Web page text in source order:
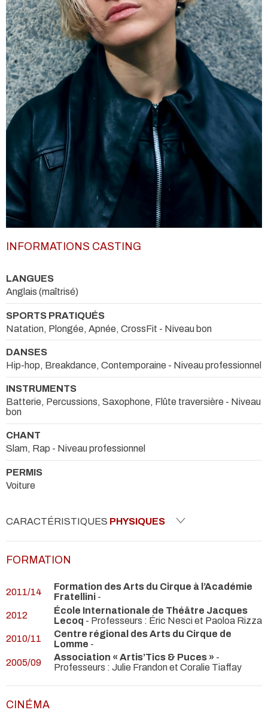
INFORMATIONS CASTING
LANGUES
Anglais (maîtrisé)
SPORTS PRATIQUÉS
Natation, Plongée, Apnée, CrossFit - Niveau bon
DANSES
Hip-hop, Breakdance, Contemporaine - Niveau professionnel
INSTRUMENTS
Batterie, Percussions, Saxophone, Flûte traversière - Niveau
bon
CHANT
Slam, Rap - Niveau professionnel
PERMIS
Voiture
CARACTÉRISTIQUES PHYSIQUES
FORMATION
2011/14
Formation des Arts du Cirque à l’Académie
Fratellini -
2012
École Internationale de Théâtre Jacques
Lecoq - Professeurs : Éric Nesci et Paoloa Rizza
2010/11
Centre régional des Arts du Cirque de
Lomme -
2005/09
Association « Artis’Tics & Puces » -
Professeurs : Julie Frandon et Coralie Tiaffay
CINÉMA